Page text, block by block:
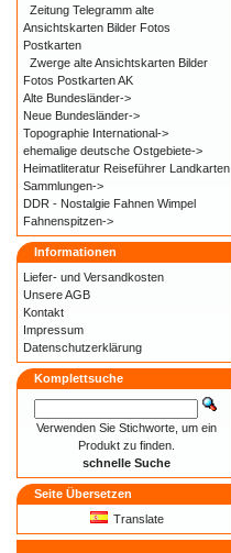
Zeitung Telegramm alte
Ansichtskarten Bilder Fotos
Postkarten
Zwerge alte Ansichtskarten Bilder
Fotos Postkarten AK
Alte Bundesländer->
Neue Bundesländer->
Topographie International->
ehemalige deutsche Ostgebiete->
Heimatliteratur Reiseführer Landkarten
Sammlungen->
DDR - Nostalgie Fahnen Wimpel
Fahnenspitzen->
Informationen
Liefer- und Versandkosten
Unsere AGB
Kontakt
Impressum
Datenschutzerklärung
Komplettsuche
Verwenden Sie Stichworte, um ein
Produkt zu finden.
schnelle Suche
Seite Übersetzen
Translate